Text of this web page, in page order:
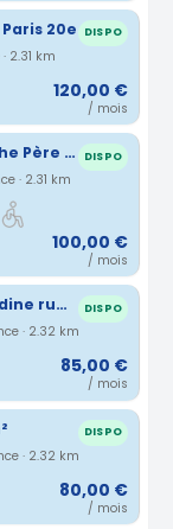
20e DISPO
2.31 km
120,00 €
/ mois
Box Parking Paris 20e proche Père Lachaise DISPO
· 2.31 km
100,00 €
/ mois
Place de parking pour citadine rue Crimée Léon Giraud DISPO
· 2.32 km
85,00 €
/ mois
DISPO
· 2.32 km
80,00 €
/ mois